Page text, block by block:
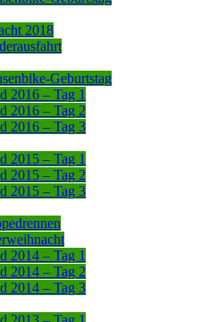
2018
Geburtstag
2016 – Tag 1
2016 – Tag 2
2016 – Tag 3
2015 – Tag 1
2015 – Tag 2
2015 – Tag 3
2014 – Tag 1
2014 – Tag 2
2014 – Tag 3